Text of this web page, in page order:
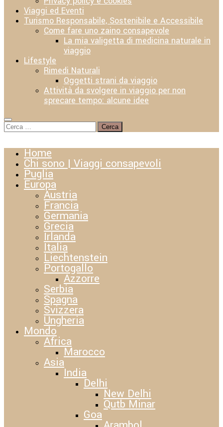
Viaggi ed Eventi
Turismo Responsabile, Sostenibile e Accessibile
Come fare uno zaino consapevole
La mia valigetta di medicina naturale in
viaggio
Lifestyle
Rimedi Naturali
Oggetti strani da viaggio
Attività da svolgere in viaggio per non
sprecare tempo: alcune idee
Ricerca
per:
Home
Chi sono | Viaggi consapevoli
Puglia
Europa
Austria
Francia
Germania
Grecia
Irlanda
Italia
Liechtenstein
Portogallo
Azzorre
Serbia
Spagna
Svizzera
Ungheria
Mondo
Africa
Marocco
Asia
India
Delhi
New Delhi
Qutb Minar
Goa